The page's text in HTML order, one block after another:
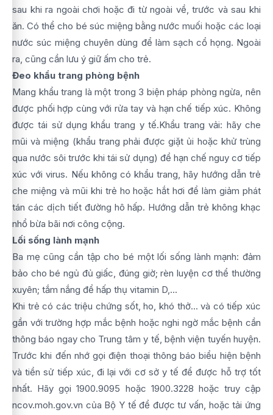
sau khi ra ngoài chơi hoặc đi từ ngoài về, trước và sau khi
ăn. Có thể cho bé súc miệng bằng nước muối hoặc các loại
nước súc miệng chuyên dùng để làm sạch cổ họng. Ngoài
ra, cũng cần lưu ý giữ ấm cho trẻ.
Đeo khẩu trang phòng bệnh
Mang khẩu trang là một trong 3 biện pháp phòng ngừa, nên
được phối hợp cùng với rửa tay và hạn chế tiếp xúc. Không
được tái sử dụng khẩu trang y tế.Khẩu trang vải: hãy che
mũi và miệng (khẩu trang phải được giặt ủi hoặc khử trùng
qua nước sôi trước khi tái sử dụng) để hạn chế nguy cơ tiếp
xúc với virus. Nếu không có khẩu trang, hãy hướng dẫn trẻ
che miệng và mũi khi trẻ ho hoặc hắt hơi để làm giảm phát
tán các dịch tiết đường hô hấp. Hướng dẫn trẻ không khạc
nhổ bừa bãi nơi công cộng.
Lối sống lành mạnh
Ba mẹ cũng cần tập cho bé một lối sống lành mạnh: đảm
bảo cho bé ngủ đủ giấc, đúng giờ; rèn luyện cơ thể thường
xuyên; tắm nắng để hấp thụ vitamin D,...
Khi trẻ có các triệu chứng sốt, ho, khó thở... và có tiếp xúc
gần với trường hợp mắc bệnh hoặc nghi ngờ mắc bệnh cần
thông báo ngay cho Trung tâm y tế, bệnh viện tuyến huyện.
Trước khi đến nhớ gọi điện thoại thông báo biểu hiện bệnh
và tiền sử tiếp xúc, đi lại với cơ sở y tế để được hỗ trợ tốt
nhất. Hãy gọi 1900.9095 hoặc 1900.3228 hoặc truy cập
ncov.moh.gov.vn của Bộ Y tế để được tư vấn, hoặc tải ứng